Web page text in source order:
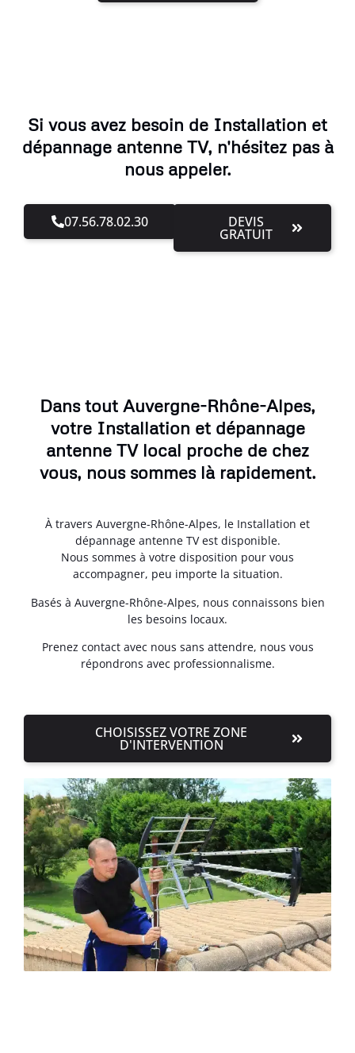
Si vous avez besoin de Installation et
dépannage antenne TV, n'hésitez pas à
nous appeler.
07.56.78.02.30 DEVIS
GRATUIT
Dans tout Auvergne-Rhône-Alpes,
votre Installation et dépannage
antenne TV local proche de chez
vous, nous sommes là rapidement.
À travers Auvergne-Rhône-Alpes, le Installation et
dépannage antenne TV est disponible.
Nous sommes à votre disposition pour vous
accompagner, peu importe la situation.
Basés à Auvergne-Rhône-Alpes, nous connaissons bien
les besoins locaux.
Prenez contact avec nous sans attendre, nous vous
répondrons avec professionnalisme.
CHOISISSEZ VOTRE ZONE
D'INTERVENTION